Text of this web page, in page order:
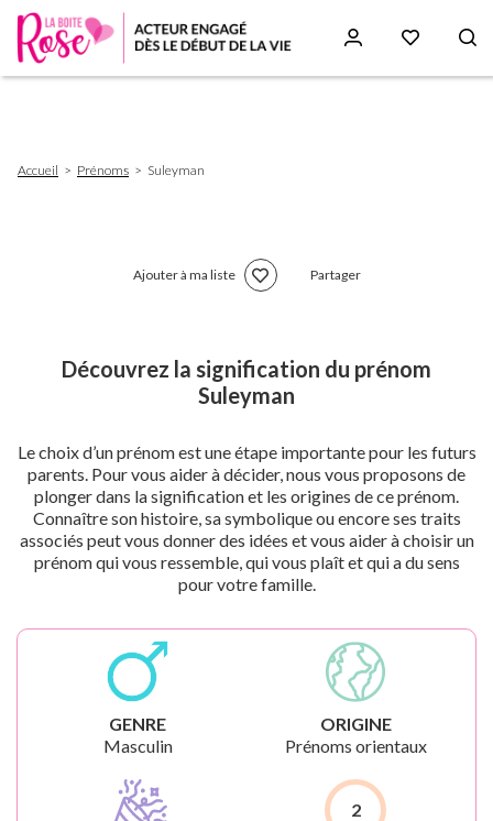
d'Ariane
Accueil Prénoms Suleyman
Ajouter à ma liste Partager
Découvrez la signification du prénom
Suleyman
Le choix d’un prénom est une étape importante pour les futurs
parents. Pour vous aider à décider, nous vous proposons de
plonger dans la signification et les origines de ce prénom.
Connaître son histoire, sa symbolique ou encore ses traits
associés peut vous donner des idées et vous aider à choisir un
prénom qui vous ressemble, qui vous plaît et qui a du sens
pour votre famille.
GENRE
Masculin
ORIGINE
Prénoms orientaux
2